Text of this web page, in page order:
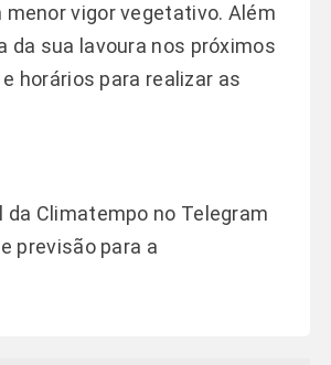
vigor vegetativo. Além
da sua lavoura nos próximos
horários para realizar as
da Climatempo no Telegram
previsão para a